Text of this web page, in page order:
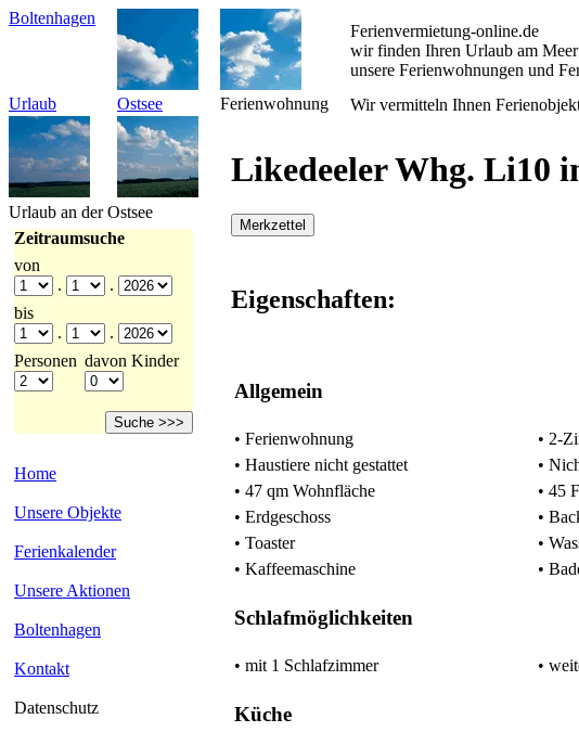
Boltenhagen
Ferienvermietung-online.de
wir finden Ihren Urlaub am Meer
unsere Ferienwohnungen und
Urlaub
Ostsee Ferienwohnung Wir vermitteln Ihnen
Likedeeler Whg. Li10
Merkzettel
Eigenschaften:
Allgemein
• Ferienwohnung
• 2-
• Haustiere nicht gestattet
•
• 47 qm Wohnfläche
• 45
• Erdgeschoss
•
• Toaster
•
• Kaffeemaschine
•
Schlafmöglichkeiten
• mit 1 Schlafzimmer •
Küche
Urlaub an der Ostsee
Zeitraumsuche
von
.
.
bis
.
.
Personen davon Kinder
Home
Unsere Objekte
Ferienkalender
Unsere Aktionen
Boltenhagen
Kontakt
Datenschutz